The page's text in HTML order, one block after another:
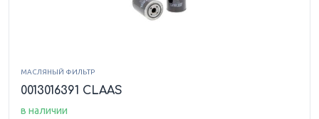
МАСЛЯНЫЙ ФИЛЬТР
0013016391 CLAAS
в наличии